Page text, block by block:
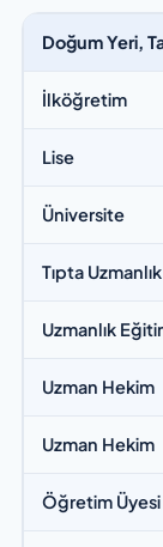
Doğum Yeri,
İlköğretim
Lise
Üniversite
Tıpta Uzmanlık
Uzmanlık
Uzman Hekim
Uzman Hekim
Öğretim Üyesi